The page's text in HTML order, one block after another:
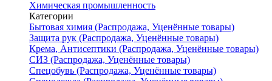
Химическая промышленность
Категории
Бытовая химия (Распродажа, Уценённые товары)
Защита рук (Распродажа, Уценённые товары)
Крема, Антисептики (Распродажа, Уценённые товары)
СИЗ (Распродажа, Уценённые товары)
Спецобувь (Распродажа, Уценённые товары)